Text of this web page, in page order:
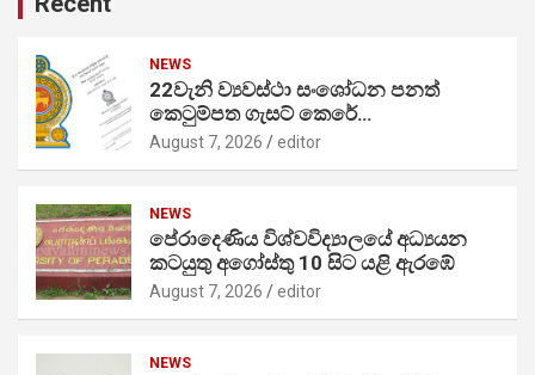
NEWS
22වැනි ව්‍යවස්ථා සංශෝධන පනත්
කෙටුම්පත ගැසට් කෙරේ…
August 7, 2026 editor
NEWS
පේරාදෙණිය විශ්වවිද්‍යාලයේ අධ්‍යයන
කටයුතු අගෝස්තු 10 සිට යළි ඇරඹේ
August 7, 2026 editor
NEWS